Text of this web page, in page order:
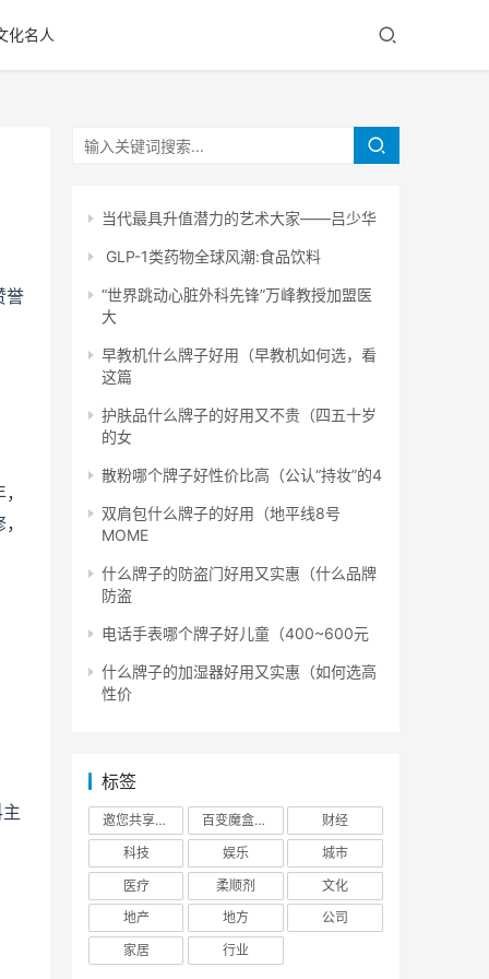
化名人
誉
当代最具升值潜力的艺术大家——吕少华
​ GLP-1类药物全球风潮:食品饮料
“世界跳动心脏外科先锋”万峰教授加盟医
大
早教机什么牌子好用（早教机如何选，看
这篇
护肤品什么牌子的好用又不贵（四五十岁
的女
散粉哪个牌子好性价比高（公认“持妆”的4
双肩包什么牌子的好用（地平线8号
MOME
什么牌子的防盗门好用又实惠（什么品牌
防盗
电话手表哪个牌子好儿童（400~600元
什么牌子的加湿器好用又实惠（如何选高
性价
标签
邀您共享财富时代 百变魔盒：新型场景化零售服务商
财经
科技
娱乐
城市
医疗
柔顺剂
文化
地产
地方
公司
家居
行业